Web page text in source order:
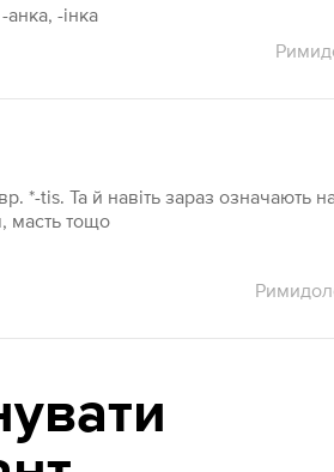
-інка
*-tis. Та й навіть зараз означають
масть тощо